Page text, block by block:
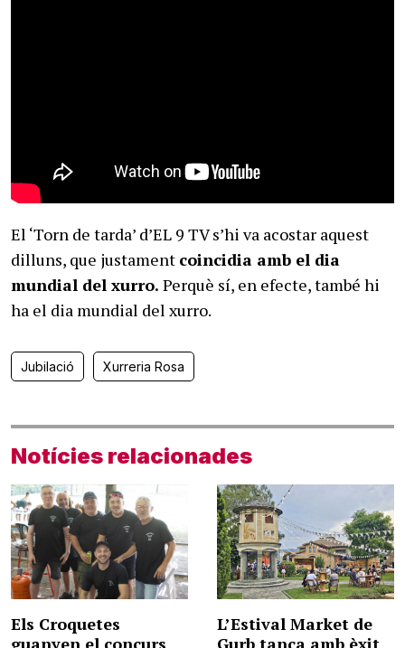
El ‘Torn de tarda’ d’EL 9 TV s’hi va acostar aquest
dilluns, que justament coincidia amb el dia
mundial del xurro. Perquè sí, en efecte, també hi
ha el dia mundial del xurro.
Jubilació Xurreria Rosa
Notícies relacionades
Els Croquetes
L’Estival Market de